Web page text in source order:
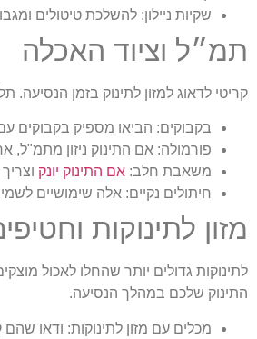
שקיות ניילון: להשלכת טיטולים
תמ״ל וציוד האכלה
קריטי לדאוג למזון לתינוק בזמן
בקבוקים: הביאו מספיק בקבוקים
פורמולה: אם התינוק ניזון מתמ"ל,
משאבת חלב: אם התינוק יונק
חיתולים נקיים: אלה שימושיים
מזון לתינוקות
לתינוקות גדולים יותר שהחלו לאכול
התינוק שלכם במהלך הנסיעה.
מכלים עם מזון לתינוקות: ודאו שהם